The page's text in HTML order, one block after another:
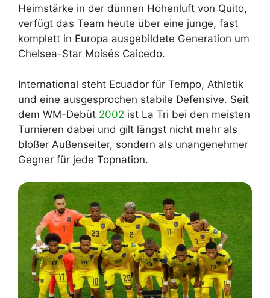
Heimstärke in der dünnen Höhenluft von Quito,
verfügt das Team heute über eine junge, fast
komplett in Europa ausgebildete Generation um
Chelsea-Star Moisés Caicedo.
International steht Ecuador für Tempo, Athletik
und eine ausgesprochen stabile Defensive. Seit
dem WM-Debüt 2002 ist La Tri bei den meisten
Turnieren dabei und gilt längst nicht mehr als
bloßer Außenseiter, sondern als unangenehmer
Gegner für jede Topnation.